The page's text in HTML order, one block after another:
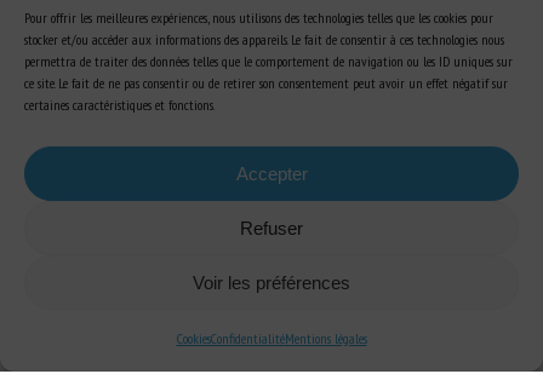
Pour offrir les meilleures expériences, nous utilisons des technologies telles que les cookies pour
stocker et/ou accéder aux informations des appareils. Le fait de consentir à ces technologies nous
permettra de traiter des données telles que le comportement de navigation ou les ID uniques sur
ce site. Le fait de ne pas consentir ou de retirer son consentement peut avoir un effet négatif sur
certaines caractéristiques et fonctions.
Accepter
Refuser
Voir les préférences
CookiesConfidentialitéMentions légales
Se former au BEA
S’abonner aux actualités
Conception et réalisation